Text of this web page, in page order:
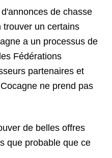
de chasse
trouver un certains
a un processus de
Fédérations
partenaires et
ne prend pas
de belles offres
que probable que ce